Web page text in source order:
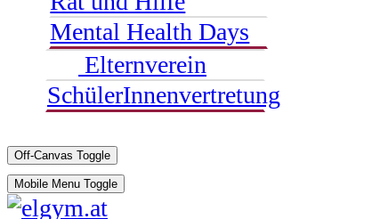
Mental Health Days
Elternverein
SchülerInnenvertretung
Off-Canvas Toggle
Mobile Menu Toggle